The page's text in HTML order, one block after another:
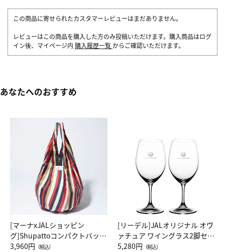
この商品に寄せられたカスタマーレビューはまだありません。
レビューはこの商品を購入した方のみ投稿いただけます。購入商品はログ
イン後、マイページ内 購入履歴一覧 からご確認いただけます。
あなたへのおすすめ
[マーナxJALショッピン
グ]Shupattoコンパクトバッグ
Drop JAL客室乗務員（LC）ス
3,960円 （税込）
[リーデル]JALオリジナル オヴ
ァチュア ワイングラス2脚セッ
ト（レッドワイン）
5,280円 （税込）